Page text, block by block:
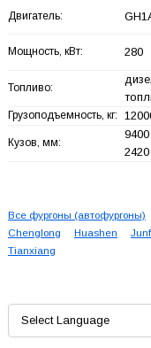
Двигатель:
Мощность, кВт: 280
Топливо:
Грузоподъемность, кг:
Кузов, мм:
2420
Все фургоны (автофургоны)
Chenglong
Huashen
Tianxiang